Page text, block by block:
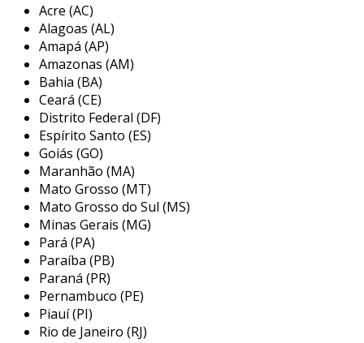
impactos e perfurações. o bico de aço
proporciona uma camada adicional de
proteção, tornando-as ideais para ambientes
como construção civil, fábricas e armazéns.
benefícios das botas de segurança
com biqueira de aço
entre os principais benefícios das botas de
segurança com biqueira de aço, destacam-se:
proteção contra impactos
é capaz de suportar impactos
significativos, protegendo os dedos dos
pés de objetos pesados que possam cair.
resistência à perfuração
possuem solas que impedem a perfuração
por objetos afiados, aumentando a
Acre (AC)
Alagoas (AL)
Amapá (AP)
Amazonas (AM)
Bahia (BA)
Ceará (CE)
Distrito Federal (DF)
Espírito Santo (ES)
Goiás (GO)
Maranhão (MA)
Mato Grosso (MT)
Mato Grosso do Sul (MS)
Minas Gerais (MG)
Pará (PA)
Paraíba (PB)
Paraná (PR)
Pernambuco (PE)
Piauí (PI)
Rio de Janeiro (RJ)